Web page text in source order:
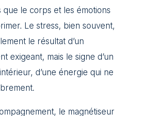
que le corps et les émotions
Le stress, bien souvent,
le résultat d’un
exigeant, mais le signe d’un
d’une énergie qui ne
le magnétiseur